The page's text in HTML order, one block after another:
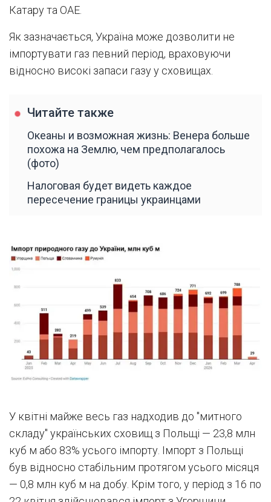
Катару та ОАЕ.
Як зазначається, Україна може дозволити не
імпортувати газ певний період, враховуючи
відносно високі запаси газу у сховищах.
Читайте также
Океаны и возможная жизнь: Венера больше
похожа на Землю, чем предполагалось
(фото)
Налоговая будет видеть каждое
пересечение границы украинцами
У квітні майже весь газ надходив до "митного
складу" українських сховищ з Польщі — 23,8 млн
куб м або 83% усього імпорту. Імпорт з Польщі
був відносно стабільним протягом усього місяця
— 0,8 млн куб м на добу. Крім того, у період з 16 по